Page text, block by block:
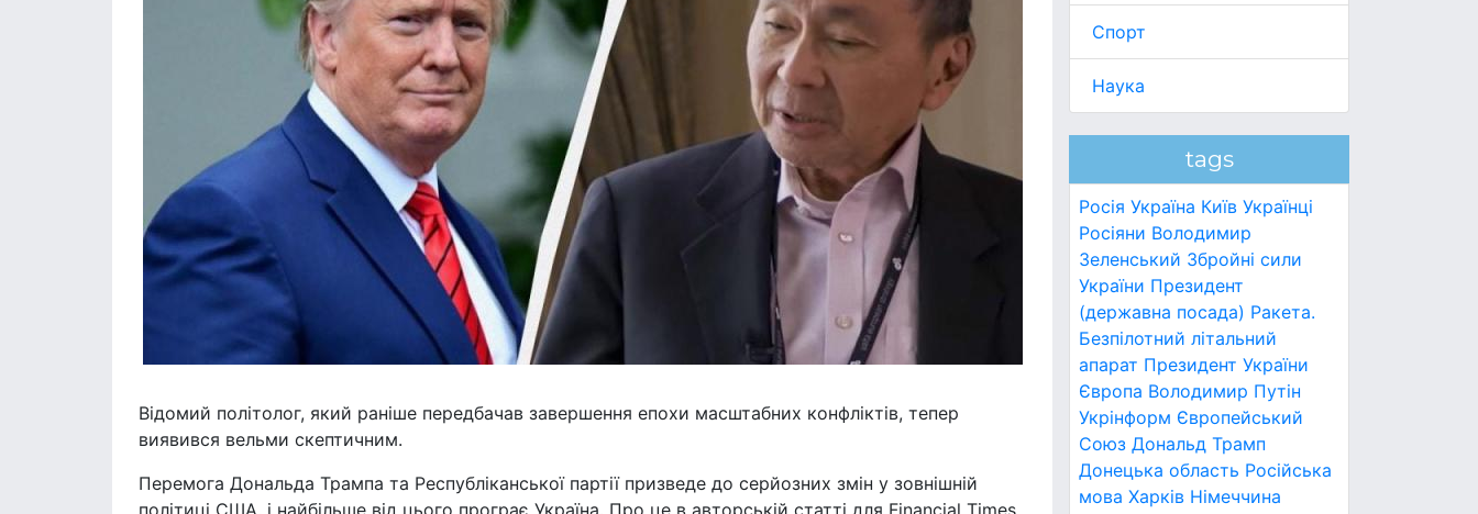
Відомий політолог, який раніше передбачав завершення епохи масштабних конфліктів, тепер
виявився вельми скептичним.
Перемога Дональда Трампа та Республіканської партії призведе до серйозних змін у зовнішній
політиці США, і найбільше від цього програє Україна. Про це в авторській статті для Financial Times
Спорт
Наука
tags
Росія Україна Київ Українці
Росіяни Володимир
Зеленський Збройні сили
України Президент
(державна посада) Ракета.
Безпілотний літальний
апарат Президент України
Європа Володимир Путін
Укрінформ Європейський
Союз Дональд Трамп
Донецька область Російська
мова Харків Німеччина